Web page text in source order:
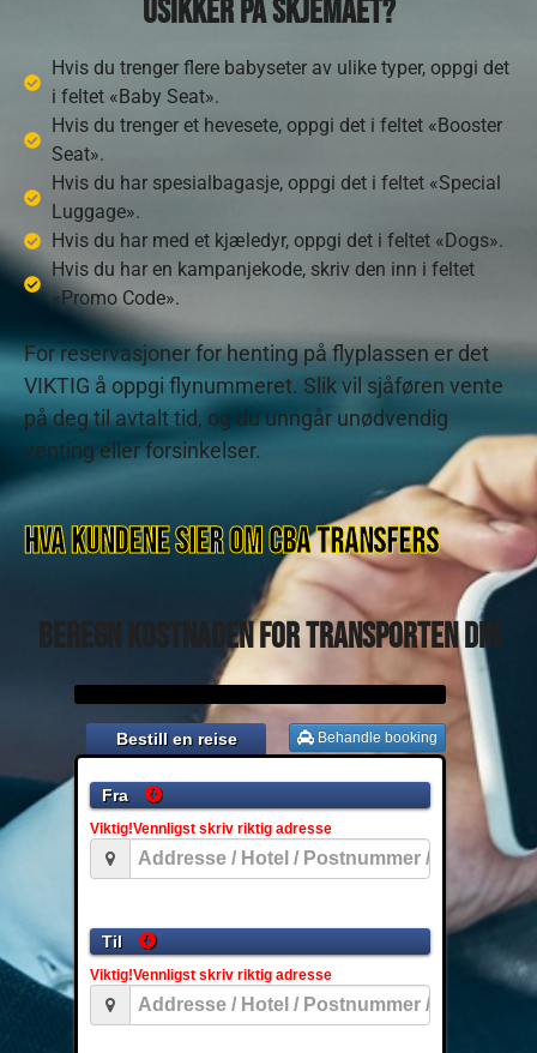
Usikker på skjemaet?
Hvis du trenger flere babyseter av ulike typer, oppgi det
i feltet «Baby Seat».
Hvis du trenger et hevesete, oppgi det i feltet «Booster
Seat».
Hvis du har spesialbagasje, oppgi det i feltet «Special
Luggage».
Hvis du har med et kjæledyr, oppgi det i feltet «Dogs».
Hvis du har en kampanjekode, skriv den inn i feltet
«Promo Code».
For reservasjoner for henting på flyplassen er det
VIKTIG å oppgi flynummeret. Slik vil sjåføren vente
på deg til avtalt tid, og du unngår unødvendig
venting eller forsinkelser.
Hva kundene sier om CBA TRANSFERS
Beregn kostnaden for transporten din